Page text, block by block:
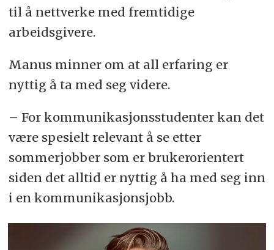
til å nettverke med fremtidige
arbeidsgivere.
Manus minner om at all erfaring er
nyttig å ta med seg videre.
– For kommunikasjonsstudenter kan det
være spesielt relevant å se etter
sommerjobber som er brukerorientert
siden det alltid er nyttig å ha med seg inn
i en kommunikasjonsjobb.